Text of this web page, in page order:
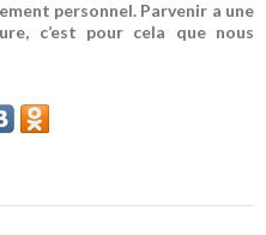
personnel. Parvenir a une
c’est pour cela que nous